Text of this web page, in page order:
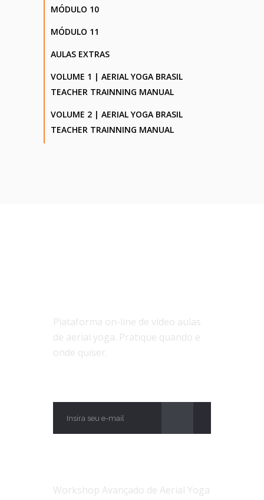
MÓDULO 10
MÓDULO 11
AULAS EXTRAS
VOLUME 1 | AERIAL YOGA BRASIL
TEACHER TRAINNING MANUAL
VOLUME 2 | AERIAL YOGA BRASIL
TEACHER TRAINNING MANUAL
Plataforma on-line de vídeo aulas
de aerial yoga. Pratique quando e
onde quiser.
Workshop Avançado de Aerial Yoga